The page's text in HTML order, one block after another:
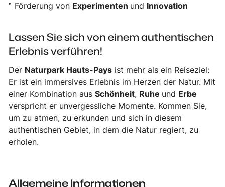
Förderung von Experimenten und Innovation
Lassen Sie sich von einem authentischen
Erlebnis verführen!
Der Naturpark Hauts-Pays ist mehr als ein Reiseziel:
Er ist ein immersives Erlebnis im Herzen der Natur. Mit
einer Kombination ausSchönheit, Ruhe und Erbe
verspricht er unvergessliche Momente. Kommen Sie,
um zu atmen, zu erkunden und sich in diesem
authentischen Gebiet, in dem die Natur regiert, zu
erholen.
Allgemeine Informationen